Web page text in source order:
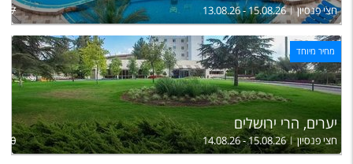
חצי פנסיון 13.08.26 - 15.08.26
מחיר מיוחד
יערים, הרי ירושלים
חצי פנסיון 14.08.26 - 15.08.26